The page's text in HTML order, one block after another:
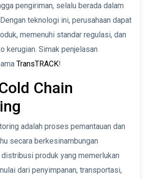
pengiriman, selalu berada dalam
teknologi ini, perusahaan dapat
memenuhi standar regulasi, dan
kerugian. Simak penjelasan
TransTRACK!
Chain
adalah proses pemantauan dan
secara berkesinambungan
distribusi produk yang memerlukan
dari penyimpanan, transportasi,